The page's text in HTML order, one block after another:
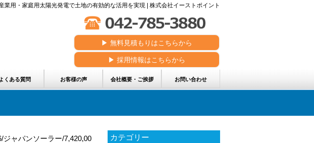
業用・家庭用太陽光発電で土地の有効的な活用を実現 | 株式会社イーストポイント
▶︎ 無料見積もりはこちらから
▶︎ 採用情報はこちらから
くある質問 お客様の声 会社概要・ご挨拶 お問い合わせ
ジャパンソーラー/7,420,00
カテゴリー